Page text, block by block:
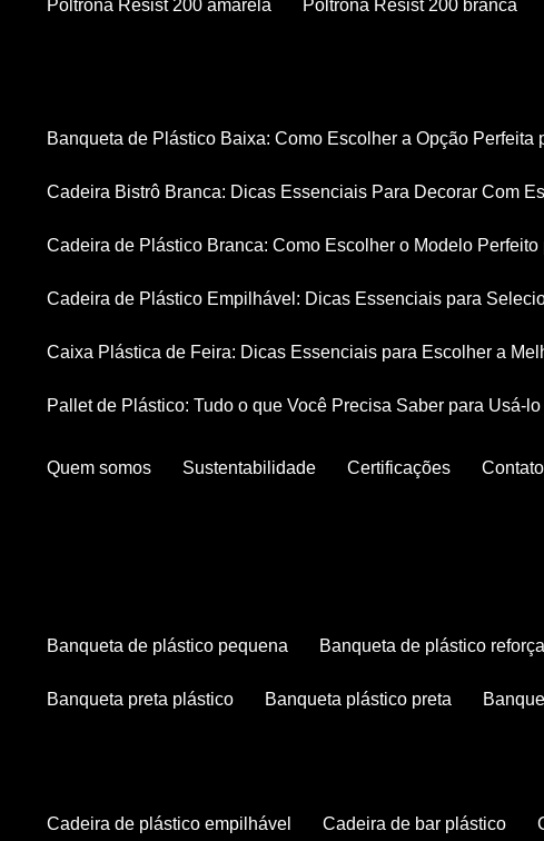
Poltrona Resist 200 amarela Poltrona Resist 200 branca
Banqueta de Plástico Baixa: Como Escolher a Opção Perfeita
Cadeira Bistrô Branca: Dicas Essenciais Para Decorar Com
Cadeira de Plástico Branca: Como Escolher o Modelo
Cadeira de Plástico Empilhável: Dicas Essenciais para
Caixa Plástica de Feira: Dicas Essenciais para Escolher a
Pallet de Plástico: Tudo o que Você Precisa Saber para Usá-
Quem somos Sustentabilidade Certificações Contato
banqueta de plástico pequena banqueta de plástico
banqueta preta plástico banqueta plástico preta
cadeira de plástico empilhável cadeira de bar plástico